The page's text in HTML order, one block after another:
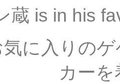
蔵 is in his
に入りの
カー